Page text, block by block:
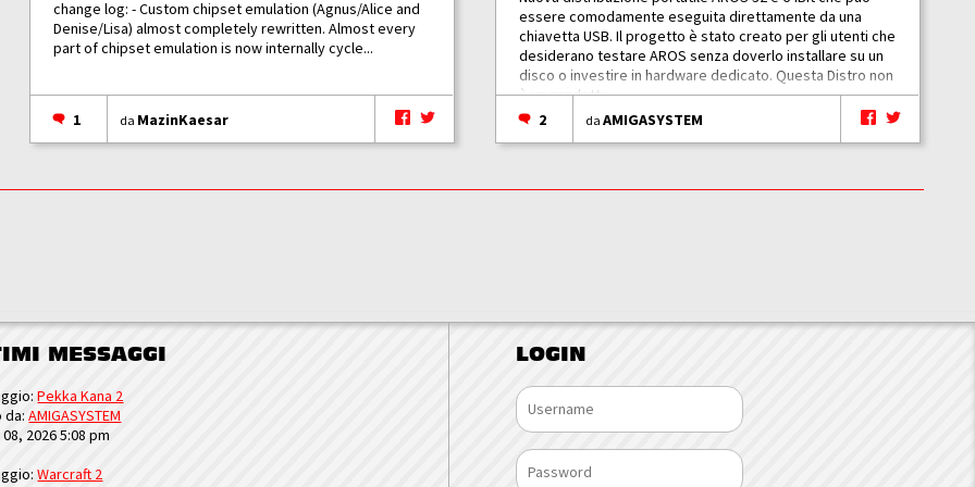
change log: - Custom chipset emulation (Agnus/Alice and
Denise/Lisa) almost completely rewritten. Almost every
part of chipset emulation is now internally cycle...
1 da MazinKaesar
essere comodamente eseguita direttamente da una
chiavetta USB. Il progetto è stato creato per gli utenti che
desiderano testare AROS senza doverlo installare su un
disco o investire in hardware dedicato. Questa Distro non
è un prodotto...
2
daAMIGASYSTEM
MESSAGGI
Pekka Kana 2
da:AMIGASYSTEM
2026 5:08 pm
Warcraft 2
LOGIN